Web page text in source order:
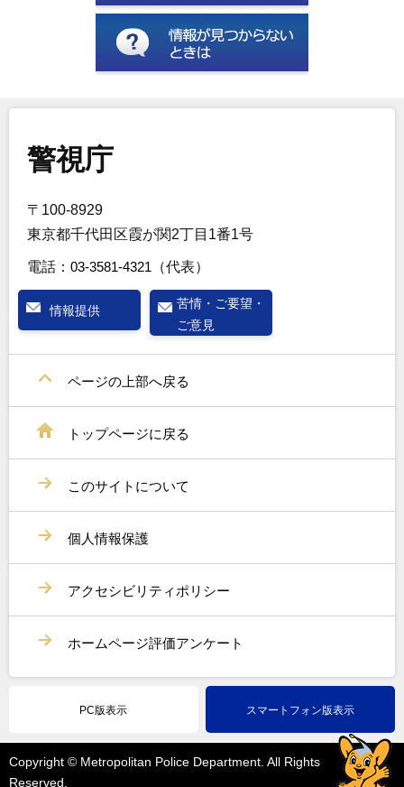
警視庁
〒100-8929
東京都千代田区霞が関2丁目1番1号
電話： 03-3581-4321 （代表）
情報提供
苦情・ご要望・
ご意見
ページの上部へ戻る
トップページに戻る
このサイトについて
個人情報保護
アクセシビリティポリシー
ホームページ評価アンケート
PC版表示 スマートフォン版表示
Copyright © Metropolitan Police Department. All Rights
Reserved.